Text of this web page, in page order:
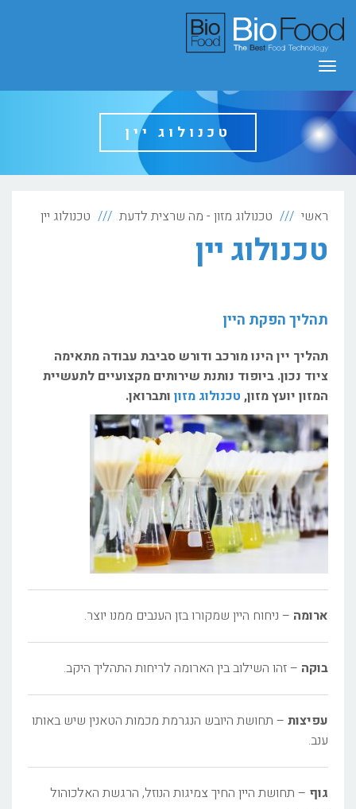
תפריט
טכנולוג יין
ראשי טכנולוג מזון - מה שרצית לדעת טכנולוג יין
טכנולוג יין
תהליך הפקת היין
תהליך יין הינו מורכב ודורש סביבת עבודה מתאימה
ציוד נכון. ביופוד נותנת שירותים מקצועיים לתעשיית
המזון יועץ מזון, טכנולוג מזון ותברואן.
ארומה – ניחוח היין שמקורו בזן הענבים ממנו יוצר.
בוקה – זהו השילוב בין הארומה לריחות התהליך היקב.
עפיצות – תחושת היובש הנגרמת מכמות הטאנין שיש באותו
ענב.
גוף – תחושת היין החיך צמיגות הנוזל, הרגשת האלכוהול